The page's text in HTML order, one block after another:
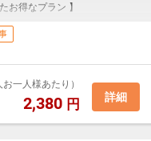
お得なプラン 】
一人様あたり）
2,380 円 詳細